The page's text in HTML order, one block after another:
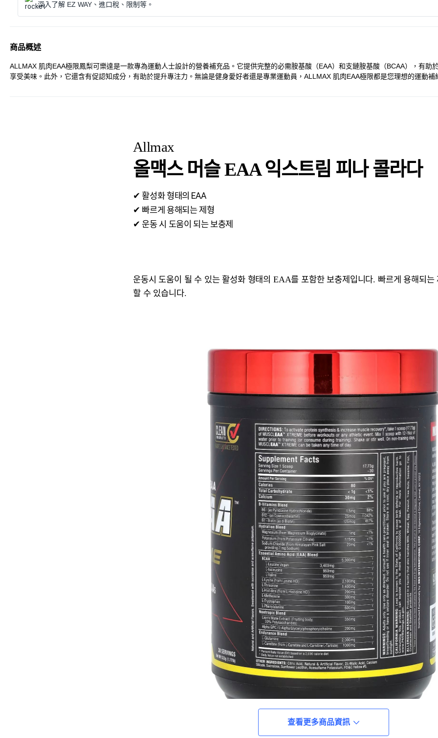
深入了解 EZ WAY、進口稅、限制等。
商品概述
ALLMAX 肌肉EAA極限鳳梨可樂達是一款專為運動人士設計的營養補充品。它提供完整的必需胺基酸（EAA）和支鏈胺基酸（BCAA），有
享受美味。此外，它還含有促認知成分，有助於提升專注力。無論是健身愛好者還是專業運動員，ALLMAX 肌肉EAA極限都是您理想的運動補
Allmax
올맥스 머슬 EAA 익스트림 피나 콜라다
✔ 활성화 형태의 EAA
✔ 빠르게 용해되는 제형
✔ 운동 시 도움이 되는 보충제
운동시 도움이 될 수 있는 활성화 형태의 EAA를 포함한 보충제입니다. 빠르게 용해되는
할 수 있습니다.
查看更多商品資訊